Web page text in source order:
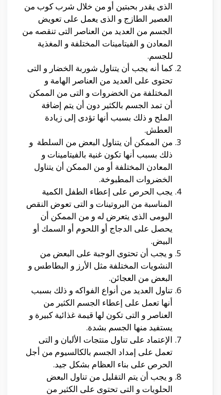
الذى يقدر بحبتين أو من خلال شرب كوب من
العصير الطازج و الذى يعمل على تعويض
الجسم من العديد من العناصر التى تنقصه من
المعادن و الفيتامينات المختلفة و المغذية
للجسم.
كما أنه يجب أن يتناول شوربة الخضار و التى
تحتوى على العديد من العناصر الهامة و
المختلفة من الخضروات و التى من الممكن
أن تمد الجسم بالكثير دون أن يتم إضافة
الملح و ذلك بسبب أنها تؤدى إلى زيادة
العطش.
من الممكن أن يتناول البعض من السلطة و
ذلك بسبب أنها تكون غنية بالفيتامينات و
المعادن المختلفة أو من الممكن أن يتناول
الخضروات المطبوخة.
يجب الحرص على إعطاء الطفل الكمية
المناسبة من البروتينات و التى تعوض النقص
اليومى الذى يتعرض له و من الممكن أن
يحصل على الدجاج أو اللحوم أو السمك أو
البيض.
و يجب أن تحتوى الوجبة على البعض من
النشويات المختلفة مثل الأرز و البطاطس و
البعض من العجائن.
تناول العديد من أنواع الفواكه و ذلك بسبب
أنها تعمل على إعطاء الجسم الكثير من
العناصر و التى تكون لها قيمة غذائية كبيرة و
يستفيد منها الجسم بشدة.
الإعتماد على تناول منتجات الألبان و التى
تعمل على إمداد الجسم بالكالسيوم من أجل
الحرص على بناء العظام بشكل جيد.
و يجب أن يتم التقليل من تناول البعض
الحلويات و التى تحتوى على الكثير من